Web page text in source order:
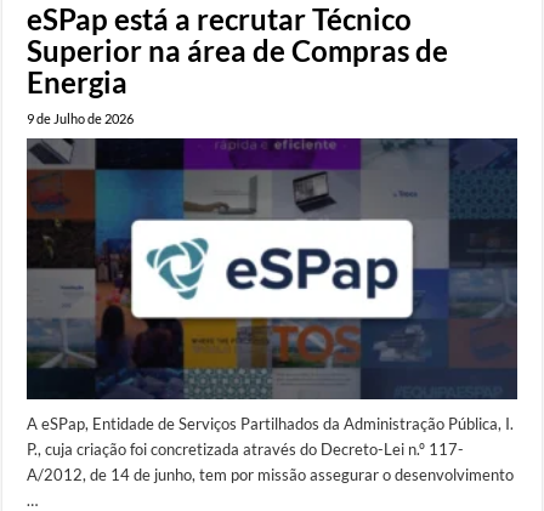
eSPap está a recrutar Técnico
Superior na área de Compras de
Energia
9 de Julho de 2026
A eSPap, Entidade de Serviços Partilhados da Administração Pública, I.
P., cuja criação foi concretizada através do Decreto-Lei n.º 117-​
A/2012, de 14 de junho, tem por missão assegurar o desenvolvimento
…